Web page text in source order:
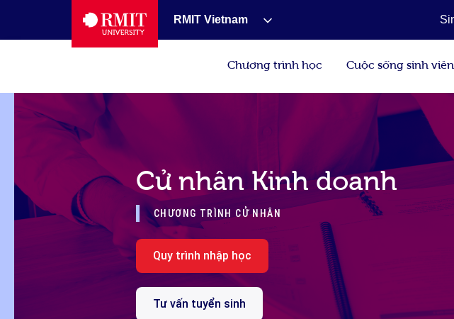
RMIT Vietnam
Chương trình học Cuộc sống sinh viên
Cử nhân Kinh doanh
CHƯƠNG TRÌNH CỬ NHÂN
Quy trình nhập học
Tư vấn tuyển sinh